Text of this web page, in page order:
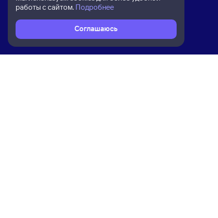
работы с сайтом. Подробнее
Соглашаюсь